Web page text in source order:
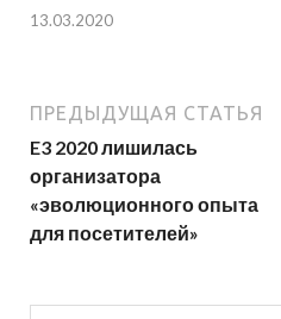
13.03.2020
ПРЕДЫДУЩАЯ СТАТЬЯ
E3 2020 лишилась
организатора
«эволюционного опыта
для посетителей»